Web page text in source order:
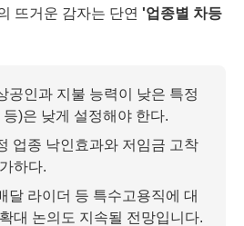
뜨거운 감자는 단연 '업종별 차등
공인과 지불 능력이 낮은 특정
)은 낮게 설정해야 한다.
업종 낙인효과와 저임금 고착
하다.
달 라이더 등 특수고용직에 대
대 논의도 지속될 전망입니다.